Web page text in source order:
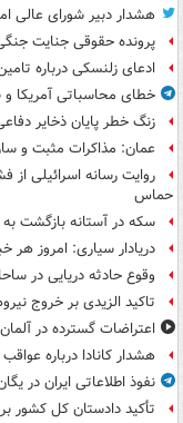
هشدار دبیر شورای عالی
پرونده حقوقی جنایت
ادعای زلنسکی درباره
خطای محاسباتی آمریکا و
زنگ خطر پایان ذخایر
عمان: مذاکرات مثبت و
روایت رسانه اسرائیلی
حماس
سکه در آستانه بازگشت به کانال ۱۸۸
دریادار سیاری: امروز هر
وقوع حادثه دریایی در
تاکید الزیدی بر خروج
اعتراضات گسترده در
هشدار کانادا درباره عواقب تعرفه ۵۰
نفوذ اطلاعاتی ایران در
تأکید دادستان کل کشور